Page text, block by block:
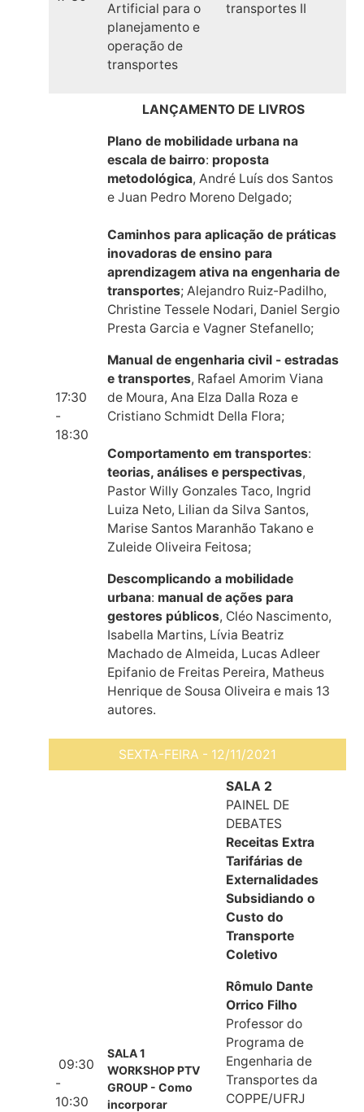
Artificial para o
planejamento e
operação de
transportes
transportes II
17:30
-
18:30
LANÇAMENTO DE LIVROS
Plano de mobilidade urbana na
escala de bairro: proposta
metodológica, André Luís dos Santos
e Juan Pedro Moreno Delgado;
Caminhos para aplicação de práticas
inovadoras de ensino para
aprendizagem ativa na engenharia de
transportes; Alejandro Ruiz-Padilho,
Christine Tessele Nodari, Daniel Sergio
Presta Garcia e Vagner Stefanello;
Manual de engenharia civil - estradas
e transportes, Rafael Amorim Viana
de Moura, Ana Elza Dalla Roza e
Cristiano Schmidt Della Flora;
Comportamento em transportes:
teorias, análises e perspectivas,
Pastor Willy Gonzales Taco, Ingrid
Luiza Neto, Lilian da Silva Santos,
Marise Santos Maranhão Takano e
Zuleide Oliveira Feitosa;
Descomplicando a mobilidade
urbana: manual de ações para
gestores públicos, Cléo Nascimento,
Isabella Martins, Lívia Beatriz
Machado de Almeida, Lucas Adleer
Epifanio de Freitas Pereira, Matheus
Henrique de Sousa Oliveira e mais 13
autores.
SEXTA-FEIRA - 12/11/2021
09:30
-
10:30
SALA 1
WORKSHOP PTV
GROUP - Como
incorporar
SALA 2
PAINEL DE
DEBATES
Receitas Extra
Tarifárias de
Externalidades
Subsidiando o
Custo do
Transporte
Coletivo
Rômulo Dante
Orrico Filho
Professor do
Programa de
Engenharia de
Transportes da
COPPE/UFRJ